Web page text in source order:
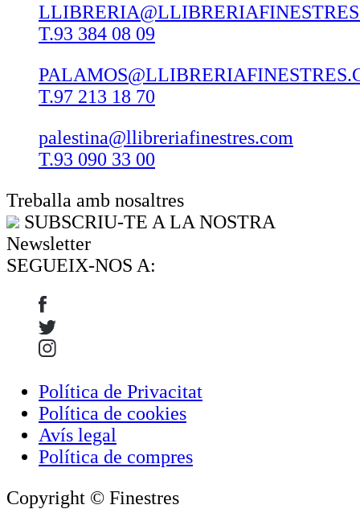
T.93 384 08 09
T.97 213 18 70
palestina@llibreriafinestres.com
T.93 090 33 00
Treballa amb nosaltres
SUBSCRIU-TE A LA NOSTRA
Newsletter
SEGUEIX-NOS A:
Política de Privacitat
Política de cookies
Avís legal
Política de compres
Copyright © Finestres